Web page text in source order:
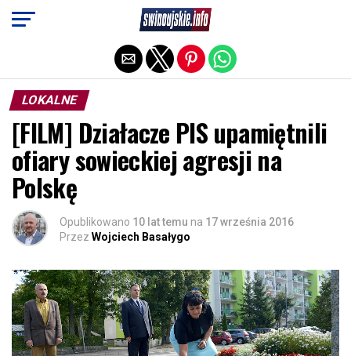
LOKALNE
[FILM] Działacze PIS upamiętnili
ofiary sowieckiej agresji na
Polskę
Opublikowano 10 lat temu na 17 września 2016
Przez Wojciech Basałygo
Exit mobile version